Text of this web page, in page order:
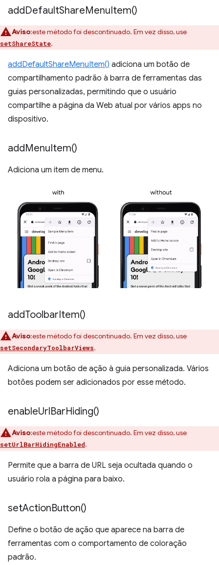
addDefaultShareMenuItem()
Aviso:este método foi descontinuado. Em vez disso, use
setShareState.
addDefaultShareMenuItem() adiciona um botão de
compartilhamento padrão à barra de ferramentas das
guias personalizadas, permitindo que o usuário
compartilhe a página da Web atual por vários apps no
dispositivo.
addMenuItem()
Adiciona um item de menu.
addToolbarItem()
Aviso:este método foi descontinuado. Em vez disso, use
setSecondaryToolbarViews.
Adiciona um botão de ação à guia personalizada. Vários
botões podem ser adicionados por esse método.
enableUrlBarHiding()
Aviso:este método foi descontinuado. Em vez disso, use
setUrlBarHidingEnabled.
Permite que a barra de URL seja ocultada quando o
usuário rola a página para baixo.
setActionButton()
Define o botão de ação que aparece na barra de
ferramentas com o comportamento de coloração
padrão.